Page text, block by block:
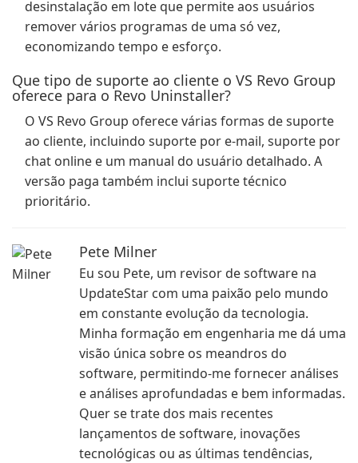
desinstalação em lote que permite aos usuários
remover vários programas de uma só vez,
economizando tempo e esforço.
Que tipo de suporte ao cliente o VS Revo Group
oferece para o Revo Uninstaller?
O VS Revo Group oferece várias formas de suporte
ao cliente, incluindo suporte por e-mail, suporte por
chat online e um manual do usuário detalhado. A
versão paga também inclui suporte técnico
prioritário.
Pete Milner
Eu sou Pete, um revisor de software na
UpdateStar com uma paixão pelo mundo
em constante evolução da tecnologia.
Minha formação em engenharia me dá uma
visão única sobre os meandros do
software, permitindo-me fornecer análises
e análises aprofundadas e bem informadas.
Quer se trate dos mais recentes
lançamentos de software, inovações
tecnológicas ou as últimas tendências,